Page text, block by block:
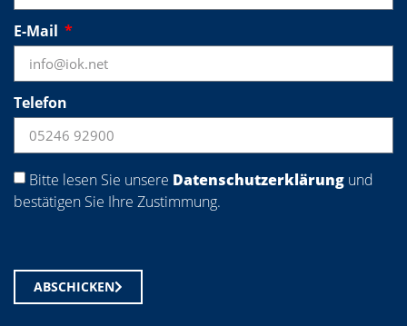
E-Mail
Telefon
Bitte lesen Sie unsere Datenschutzerklärung und
bestätigen Sie Ihre Zustimmung.
ABSCHICKEN